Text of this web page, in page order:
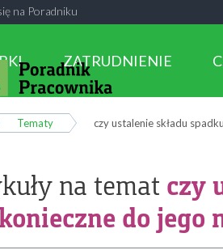
na Poradniku
ZATRUDNIENIE
Tematy czy ustalenie składu
na temat czy
do jego